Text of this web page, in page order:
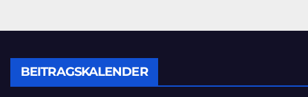
BEITRAGSKALENDER